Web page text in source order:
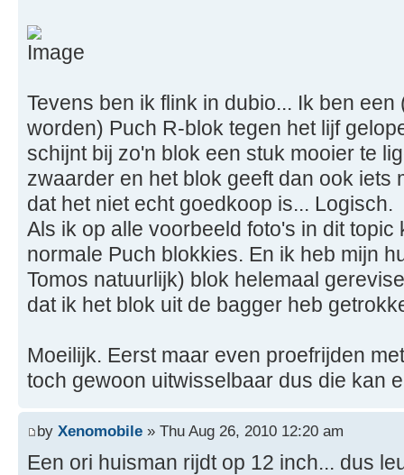
Tevens ben ik flink in dubio... Ik ben
worden) Puch R-blok tegen het lijf
schijnt bij zo'n blok een stuk mooier te
zwaarder en het blok geeft dan ook iets
dat het niet echt goedkoop is... Logisch.
Als ik op alle voorbeeld foto's in dit topic
normale Puch blokkies. En ik heb mijn
Tomos natuurlijk) blok helemaal
dat ik het blok uit de bagger heb
Moeilijk. Eerst maar even proefrijden
toch gewoon uitwisselbaar dus die kan
by Xenomobile » Thu Aug 26, 2010 12:20 am
Een ori huisman rijdt op 12 inch... dus